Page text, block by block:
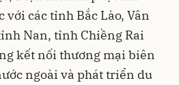
với các tỉnh Bắc Lào, Vân
Nan, tỉnh Chiềng Rai
kết nối thương mại biên
ngoài và phát triển du